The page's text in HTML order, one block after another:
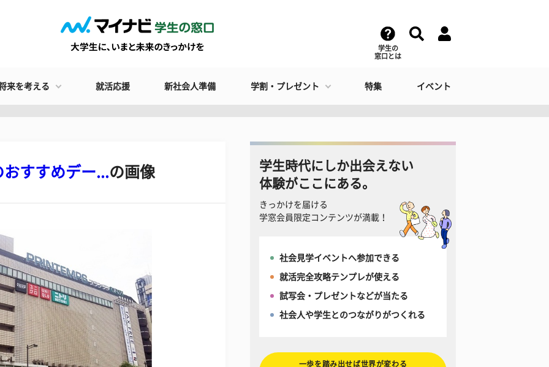
学生の
窓口とは
来を考える 就活応援 新社会人準備 学割・プレゼント 特集 イベント
すすめデー...の画像
学生時代にしか出会えない
体験がここにある。
きっかけを届ける
学窓会員限定コンテンツが満載！
社会見学イベントへ参加できる
就活完全攻略テンプレが使える
試写会・プレゼントなどが当たる
社会人や学生とのつながりがつくれる
一歩を踏み出せば世界が変わる